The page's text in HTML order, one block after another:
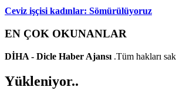
Ceviz işçisi kadınlar: Sömürülüyoruz
EN ÇOK OKUNANLAR
DİHA - Dicle Haber Ajansı .Tüm hakları
Yükleniyor..